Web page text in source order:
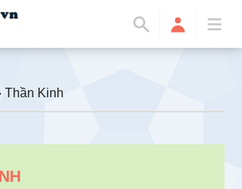
Thần Kinh